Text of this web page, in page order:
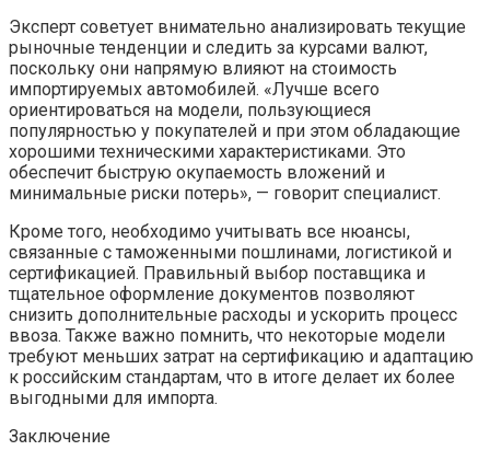
Эксперт советует внимательно анализировать текущие
рыночные тенденции и следить за курсами валют,
поскольку они напрямую влияют на стоимость
импортируемых автомобилей. «Лучше всего
ориентироваться на модели, пользующиеся
популярностью у покупателей и при этом обладающие
хорошими техническими характеристиками. Это
обеспечит быструю окупаемость вложений и
минимальные риски потерь», — говорит специалист.
Кроме того, необходимо учитывать все нюансы,
связанные с таможенными пошлинами, логистикой и
сертификацией. Правильный выбор поставщика и
тщательное оформление документов позволяют
снизить дополнительные расходы и ускорить процесс
ввоза. Также важно помнить, что некоторые модели
требуют меньших затрат на сертификацию и адаптацию
к российским стандартам, что в итоге делает их более
выгодными для импорта.
Заключение